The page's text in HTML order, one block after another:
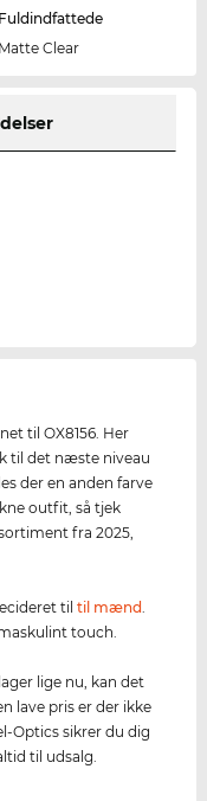
Fuldindfattede
Matte Clear
til OX8156. Her
til det næste niveau
der en anden farve
outfit, så tjek
fra 2025,
tiltil mænd.
touch.
lige nu, kan det
lave pris er der ikke
Optics sikrer du dig
til udsalg.